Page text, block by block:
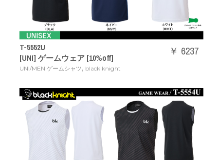
T-5552U
[UNI] ゲームウェア [10%off]
UNI/MEN ゲームシャツ, black knight
￥ 6237